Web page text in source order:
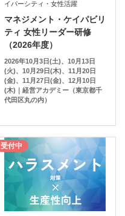
イバーシティ・女性活躍
マネジメント・ケイパビリ
ティ 女性リーダー研修
（2026年度）
2026年10月3日(土)、10月13日
(火)、10月29日(木)、11月20日
(金)、11月27日(金)、12月10日
(木)｜経営アカデミー（東京都千
代田区丸の内）
受付中